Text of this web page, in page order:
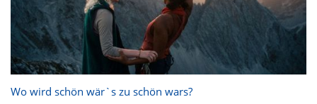
Wo wird schön wär`s zu schön wars?